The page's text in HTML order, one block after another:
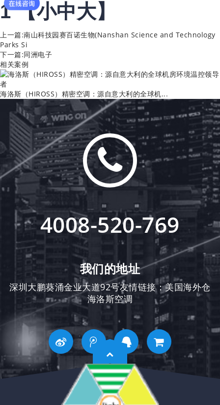
1 【小中大】
上一篇:南山科技园赛百诺生物(Nanshan Science and Technology
Parks Si
下一篇:同洲电子
相关案例
海洛斯（HIROSS）精密空调：源自意大利的全球机...
4008-520-769
我们的地址
深圳大鹏葵涌金业大道92号友情链接：美国海外仓
海洛斯空调